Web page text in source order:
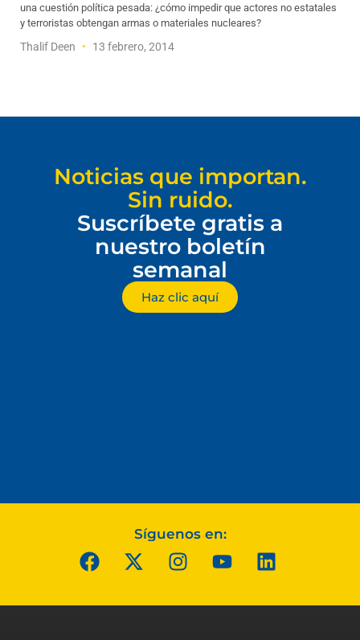
una cuestión política pesada: ¿cómo impedir que actores no estatales
y terroristas obtengan armas o materiales nucleares?
Thalif Deen 13 febrero, 2014
Noticias que importan.
Sin ruido.
Suscríbete gratis a
nuestro boletín
semanal
Haz clic aquí
Síguenos en: